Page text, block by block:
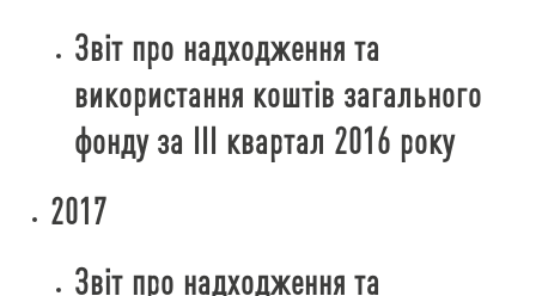
Звіт про надходження та
використання коштів загального
фонду за ІІІ квартал 2016 року
2017
Звіт про надходження та